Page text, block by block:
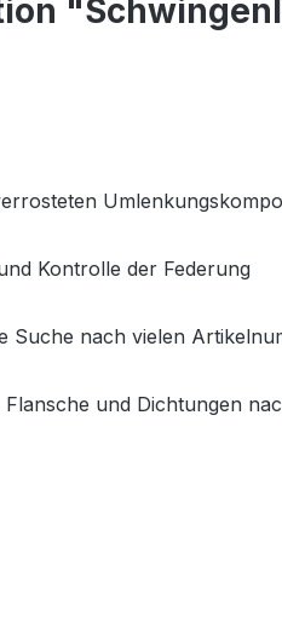
Kontrolle der Federung
Suche nach vielen
und Dichtungen